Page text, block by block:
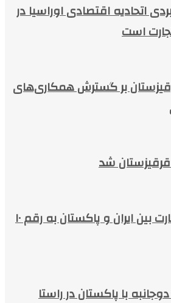
اتحادیه اقتصادی اوراسیا در
است
بر گسترش همکاری‌های
شد
افزایش حجم تجارت بین ایران و پاکستان به رقم ۱۰
با پاکستان در راستا